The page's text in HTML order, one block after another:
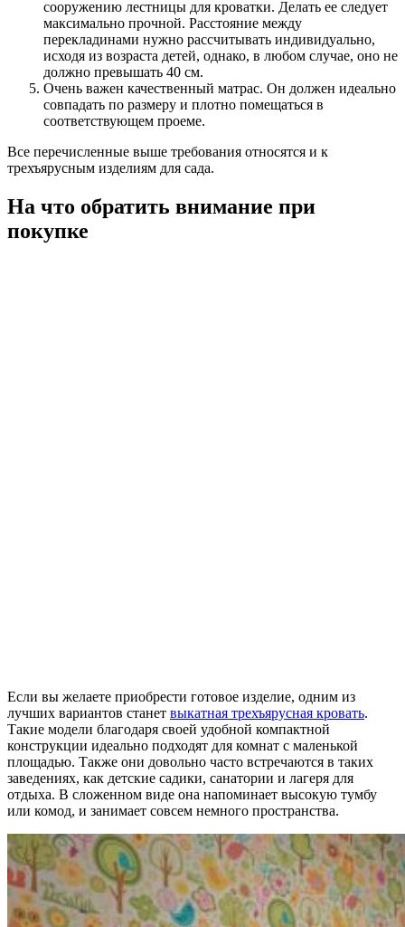
сооружению лестницы для кроватки. Делать ее следует
максимально прочной. Расстояние между
перекладинами нужно рассчитывать индивидуально,
исходя из возраста детей, однако, в любом случае, оно не
должно превышать 40 см.
Очень важен качественный матрас. Он должен идеально
совпадать по размеру и плотно помещаться в
соответствующем проеме.
Все перечисленные выше требования относятся и к
трехъярусным изделиям для сада.
На что обратить внимание при
покупке
Если вы желаете приобрести готовое изделие, одним из
лучших вариантов станет выкатная трехъярусная кровать.
Такие модели благодаря своей удобной компактной
конструкции идеально подходят для комнат с маленькой
площадью. Также они довольно часто встречаются в таких
заведениях, как детские садики, санатории и лагеря для
отдыха. В сложенном виде она напоминает высокую тумбу
или комод, и занимает совсем немного пространства.